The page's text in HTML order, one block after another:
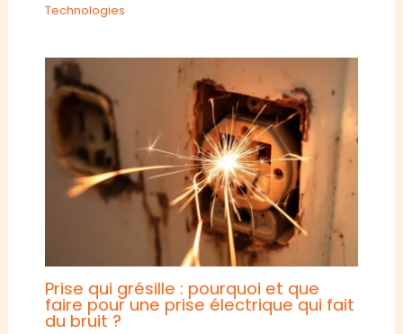
Technologies
Prise qui grésille : pourquoi et que
faire pour une prise électrique qui fait
du bruit ?